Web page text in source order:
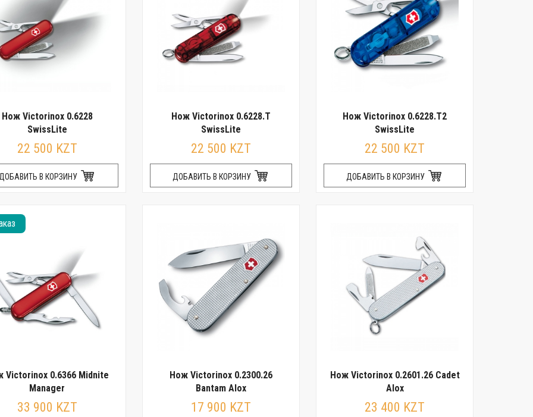
Нож Victorinox 0.6228
SwissLite
22 500 KZT
В КОРЗИНУ
Нож Victorinox 0.6228.T
SwissLite
22 500 KZT
ДОБАВИТЬ В КОРЗИНУ
Нож Victorinox 0.6228.T2
SwissLite
22 500 KZT
ДОБАВИТЬ В КОРЗИНУ
Victorinox 0.6366 Midnite
Manager
33 900 KZT
Нож Victorinox 0.2300.26
Bantam Alox
17 900 KZT
Нож Victorinox 0.2601.26 Cadet
Alox
23 400 KZT